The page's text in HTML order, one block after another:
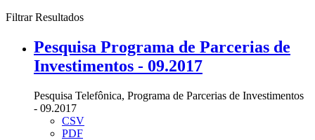
Filtrar Resultados
Pesquisa Programa de Parcerias de
Investimentos - 09.2017
Pesquisa Telefônica, Programa de Parcerias de Investimentos
- 09.2017
CSV
PDF